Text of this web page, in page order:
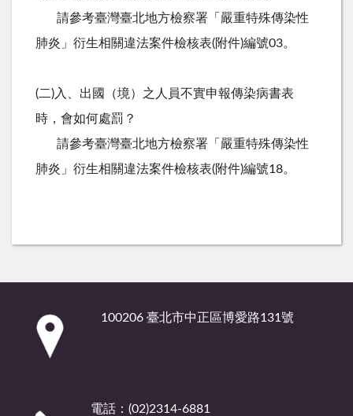
請參考臺灣臺北地方檢察署「嚴重特殊傳染性
肺炎」衍生相關違法案件檢核表(附件)編號03。
(二)入、出國（境）之人員不實申報傳染病書表
時，會如何處罰？
請參考臺灣臺北地方檢察署「嚴重特殊傳染性
肺炎」衍生相關違法案件檢核表(附件)編號18。
100206 臺北市中正區博愛路131號
電話：(02)2314-6881